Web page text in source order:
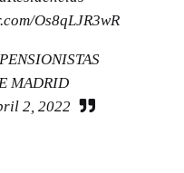
Os8qLJR3wR
MADRID
2, 2022